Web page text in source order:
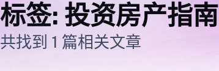
标签: 投资房产指南
共找到 1 篇相关文章